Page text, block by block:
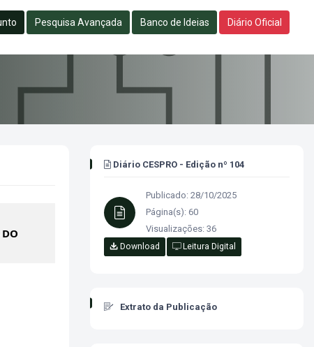
Pesquisa Avançada Banco de Ideias Diário Oficial
DO
Diário CESPRO - Edição nº 104
Publicado: 28/10/2025
Página(s): 60
Visualizações: 36
Download Leitura Digital
Extrato da Publicação